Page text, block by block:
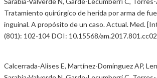
Tratamiento quirúrgico de herida por arma de
inguinal. A propósito de un caso. Actual. Med.
(801): 102-104 DOI: 10.15568/am.2017.801.cc02
Calcerrada-Alises E, Martínez-Domínguez AP,